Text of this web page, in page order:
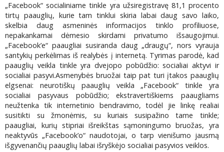
„Facebook“ socialiniame tinkle yra užsiregistravę 81,1 procento
tirtų paauglių, kurie tam tinklui skiria labai daug savo laiko,
skelbia daug asmeninės informacijos tinklo profiliuose,
nepakankamai dėmesio skirdami privatumo išsaugojimui.
„Facebook’e“ paaugliai susiranda daug „draugų“, nors vyrauja
santykių perkėlimas iš realybės į internetą. Tyrimas parodė, kad
paauglių veikla tinkle yra dvejopo pobūdžio: socialiai aktyvi ir
socialiai pasyvi.Asmenybės bruožai taip pat turi įtakos paauglių
elgsenai: neurotiškų paauglių veikla „Facebook“ tinkle yra
socialiai pasyvaus pobūdžio; ekstravertiškiems paaugliams
neužtenka tik internetinio bendravimo, todėl jie linkę realiai
susitikti su žmonėmis, su kuriais susipažino tame tinkle;
paaugliai, kurių stipriai išreikštas sąmoningumo bruožas, yra
neaktyvūs „Facebook’o“ naudotojai, o tarp vienišumo jausmą
išgyvenančių paauglių labai išryškėjo socialiai pasyvios veiklos.